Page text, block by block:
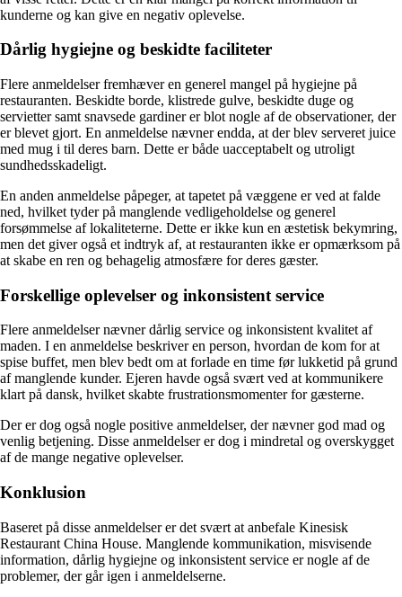
kunderne og kan give en negativ oplevelse.
Dårlig hygiejne og beskidte faciliteter
Flere anmeldelser fremhæver en generel mangel på hygiejne på
restauranten. Beskidte borde, klistrede gulve, beskidte duge og
servietter samt snavsede gardiner er blot nogle af de observationer, der
er blevet gjort. En anmeldelse nævner endda, at der blev serveret juice
med mug i til deres barn. Dette er både uacceptabelt og utroligt
sundhedsskadeligt.
En anden anmeldelse påpeger, at tapetet på væggene er ved at falde
ned, hvilket tyder på manglende vedligeholdelse og generel
forsømmelse af lokaliteterne. Dette er ikke kun en æstetisk bekymring,
men det giver også et indtryk af, at restauranten ikke er opmærksom på
at skabe en ren og behagelig atmosfære for deres gæster.
Forskellige oplevelser og inkonsistent service
Flere anmeldelser nævner dårlig service og inkonsistent kvalitet af
maden. I en anmeldelse beskriver en person, hvordan de kom for at
spise buffet, men blev bedt om at forlade en time før lukketid på grund
af manglende kunder. Ejeren havde også svært ved at kommunikere
klart på dansk, hvilket skabte frustrationsmomenter for gæsterne.
Der er dog også nogle positive anmeldelser, der nævner god mad og
venlig betjening. Disse anmeldelser er dog i mindretal og overskygget
af de mange negative oplevelser.
Konklusion
Baseret på disse anmeldelser er det svært at anbefale Kinesisk
Restaurant China House. Manglende kommunikation, misvisende
information, dårlig hygiejne og inkonsistent service er nogle af de
problemer, der går igen i anmeldelserne.